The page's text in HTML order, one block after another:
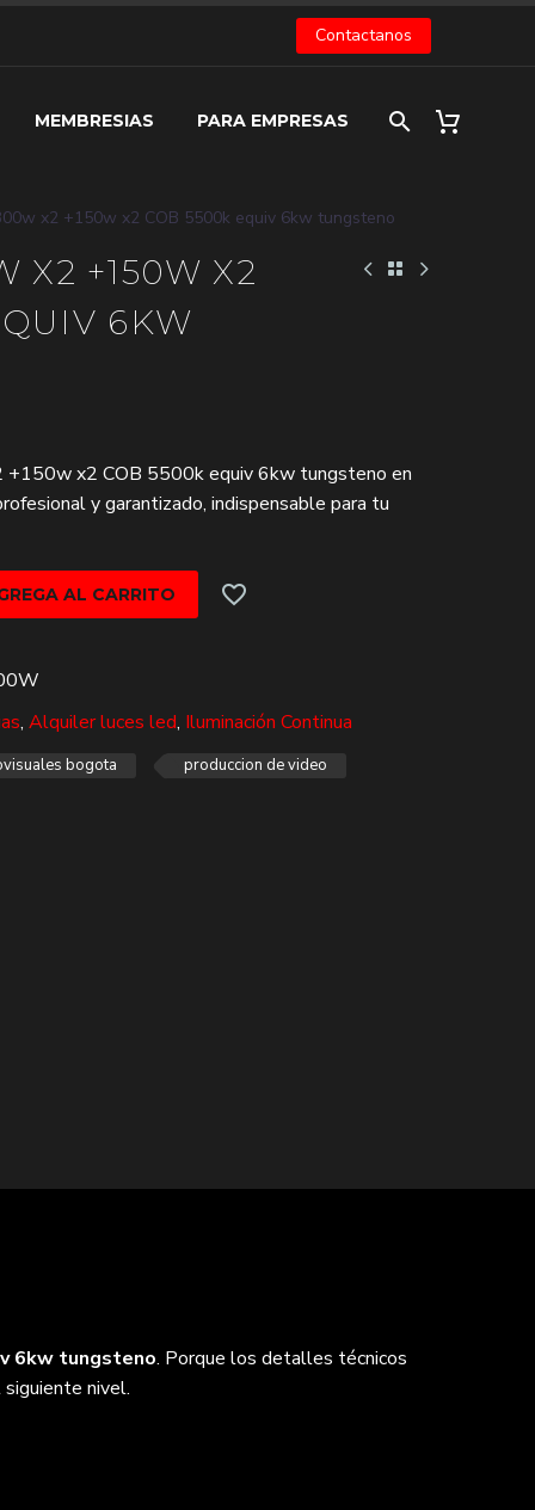
Contactanos
MEMBRESIAS PARA EMPRESAS
x2 +150w x2 COB 5500k equiv 6kw tungsteno
X2 +150W X2
6KW
x2 COB 5500k equiv 6kw tungsteno en
y garantizado, indispensable para tu
AL CARRITO
, Alquiler luces led, Iluminación Continua
bogota
produccion de video
6kw tungsteno. Porque los detalles técnicos
nivel.